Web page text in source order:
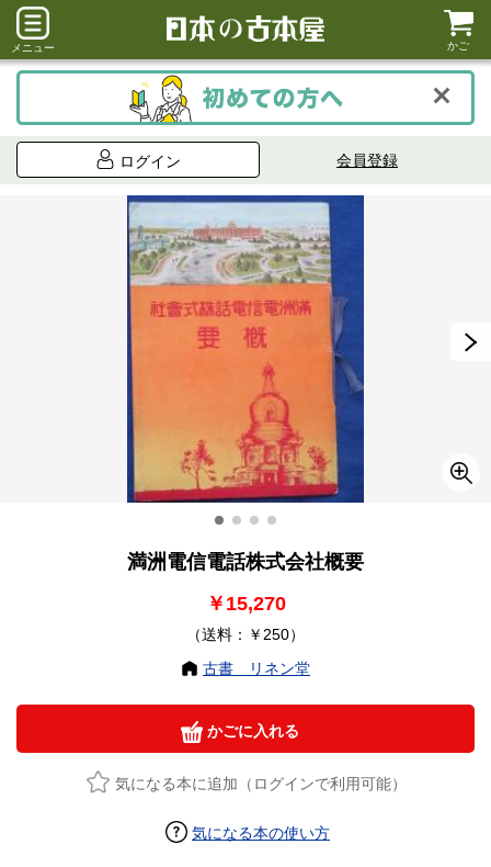
メニュー かご
ログイン 会員登録
満洲電信電話株式会社概要
￥15,270
（送料：￥250）
古書 リネン堂
かごに入れる
気になる本に追加（ログインで利用可能）
気になる本の使い方